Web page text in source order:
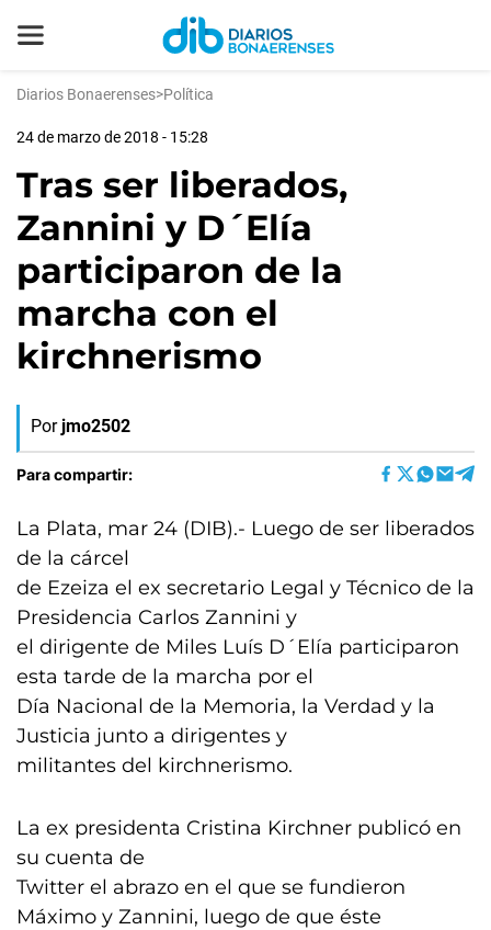
Diarios Bonaerenses>Política
24 de marzo de 2018 - 15:28
Tras ser liberados,
Zannini y D´Elía
participaron de la
marcha con el
kirchnerismo
Por jmo2502
Para compartir:
La Plata, mar 24 (DIB).- Luego de ser liberados
de la cárcel
de Ezeiza el ex secretario Legal y Técnico de la
Presidencia Carlos Zannini y
el dirigente de Miles Luís D´Elía participaron
esta tarde de la marcha por el
Día Nacional de la Memoria, la Verdad y la
Justicia junto a dirigentes y
militantes del kirchnerismo.
La ex presidenta Cristina Kirchner publicó en
su cuenta de
Twitter el abrazo en el que se fundieron
Máximo y Zannini, luego de que éste